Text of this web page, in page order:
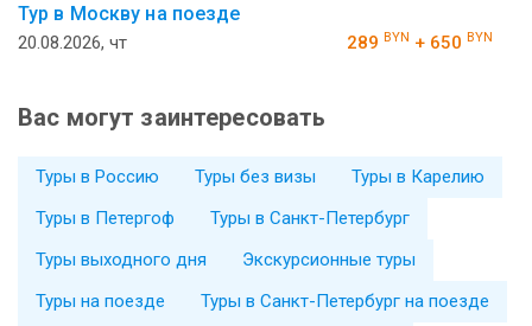
Тур в Москву на поезде
20.08.2026, чт 289 BYN + 650 BYN
Вас могут заинтересовать
Туры в Россию Туры без визы
Туры в Карелию
Туры в Петергоф
Туры в Санкт-Петербург
Туры выходного дня
Экскурсионные туры
Туры на поезде
Туры в Санкт-Петербург на поезде